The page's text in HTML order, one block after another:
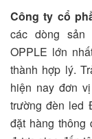
Công ty cổ
các dòng sản
OPPLE lớn
thành hợp lý.
hiện nay đơn
trường đèn led
đặt hàng thông